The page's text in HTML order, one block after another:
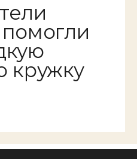
кружку